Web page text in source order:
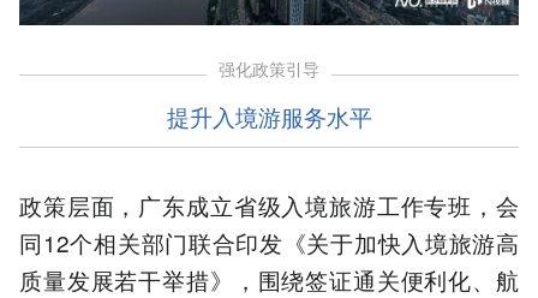
强化政策引导
提升入境游服务水平
政策层面，广东成立省级入境旅游工作专班，会
同12个相关部门联合印发《关于加快入境旅游高
质量发展若干举措》，围绕签证通关便利化、航